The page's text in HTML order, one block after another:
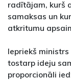
radītājam, kurš
samaksas un
atkritumu
Iepriekš
tostarp ideju
proporcionāli